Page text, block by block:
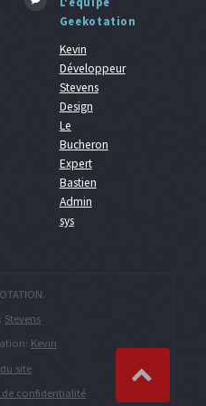
Geekotation
Kevin
Développeur
Stevens
Design
Le
Bucheron
Expert
Bastien
Admin
sys
Stevens
Kevin
site
de confidentialité